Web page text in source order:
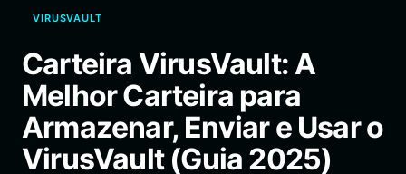
Português (Portugal)
ภาษาไทย
हिन्दी
Español
Português (Brasil)
Español (Argentina)
VIRUSVAULT
Carteira VirusVault: A
Melhor Carteira para
Armazenar, Enviar e Usar o
VirusVault (Guia 2025)